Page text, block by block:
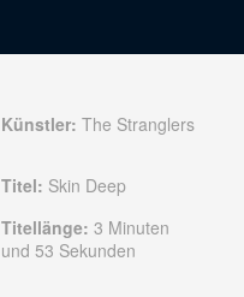
Künstler: The Stranglers
Titel: Skin Deep
Titellänge: 3 Minuten
und 53 Sekunden